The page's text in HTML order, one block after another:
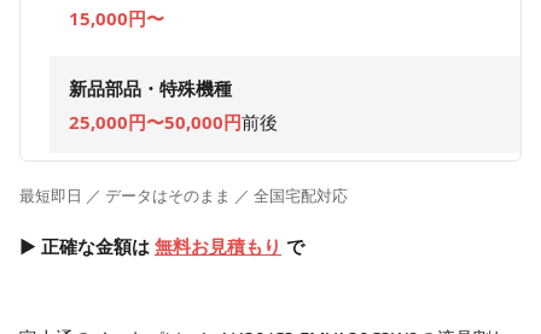
15,000円〜
新品部品・特殊機種
25,000円〜50,000円前後
最短即日 ／ データはそのまま ／ 全国宅配対応
▶ 正確な金額は 無料お見積もり で